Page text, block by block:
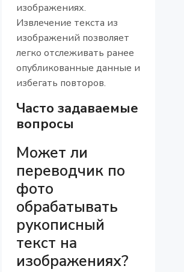
изображениях.
Извлечение текста из
изображений позволяет
легко отслеживать ранее
опубликованные данные и
избегать повторов.
Часто задаваемые
вопросы
Может ли
переводчик по
фото
обрабатывать
рукописный
текст на
изображениях?